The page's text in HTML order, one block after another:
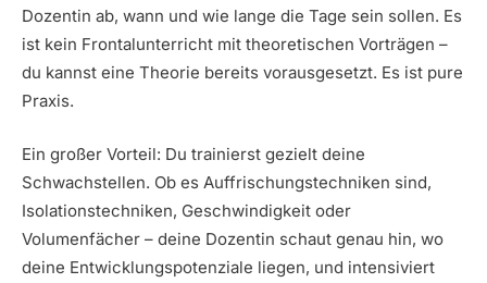
Dozentin ab, wann und wie lange die Tage sein sollen. Es
ist kein Frontalunterricht mit theoretischen Vorträgen –
du kannst eine Theorie bereits vorausgesetzt. Es ist pure
Praxis.
Ein großer Vorteil: Du trainierst gezielt deine
Schwachstellen. Ob es Auffrischungstechniken sind,
Isolationstechniken, Geschwindigkeit oder
Volumenfächer – deine Dozentin schaut genau hin, wo
deine Entwicklungspotenziale liegen, und intensiviert